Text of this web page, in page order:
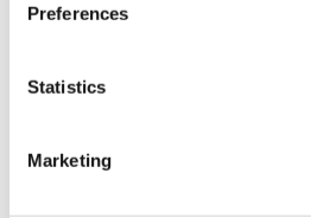
Preferences
Statistics
Marketing